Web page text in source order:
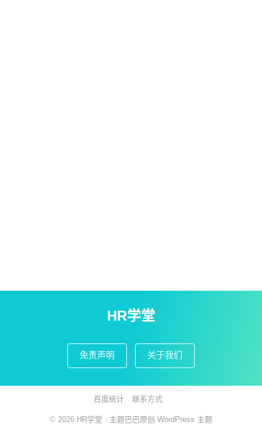
HR学堂
免责声明 关于我们
百度统计 联系方式
© 2026 HR学堂 - 主题巴巴原创 WordPress 主题